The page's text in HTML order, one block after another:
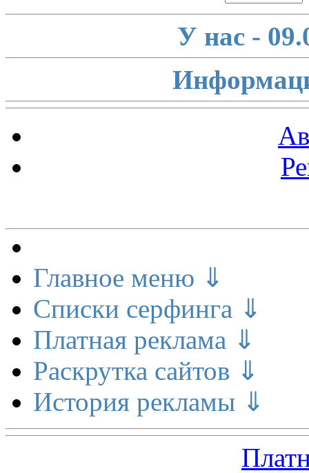
У нас -
Главное меню ⇓
Списки серфинга ⇓
Платная реклама ⇓
Раскрутка сайтов ⇓
История рекламы ⇓